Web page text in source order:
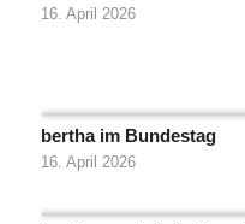
16. April 2026
bertha im Bundestag
16. April 2026